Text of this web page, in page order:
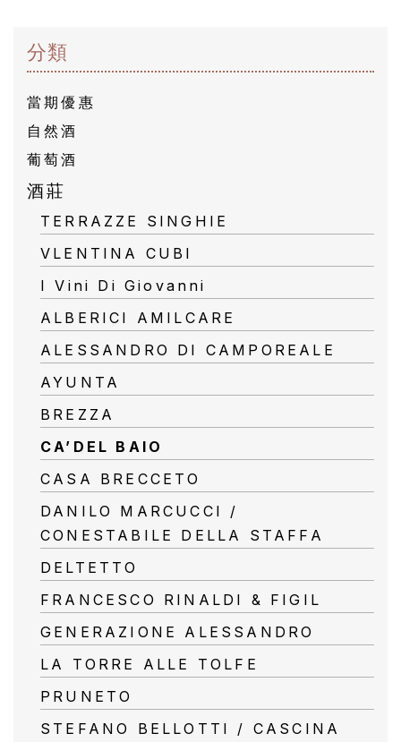
分類
當期優惠
自然酒
葡萄酒
酒莊
TERRAZZE SINGHIE
VLENTINA CUBI
I Vini Di Giovanni
ALBERICI AMILCARE
ALESSANDRO DI CAMPOREALE
AYUNTA
BREZZA
CA’DEL BAIO
CASA BRECCETO
DANILO MARCUCCI /
CONESTABILE DELLA STAFFA
DELTETTO
FRANCESCO RINALDI & FIGIL
GENERAZIONE ALESSANDRO
LA TORRE ALLE TOLFE
PRUNETO
STEFANO BELLOTTI / CASCINA